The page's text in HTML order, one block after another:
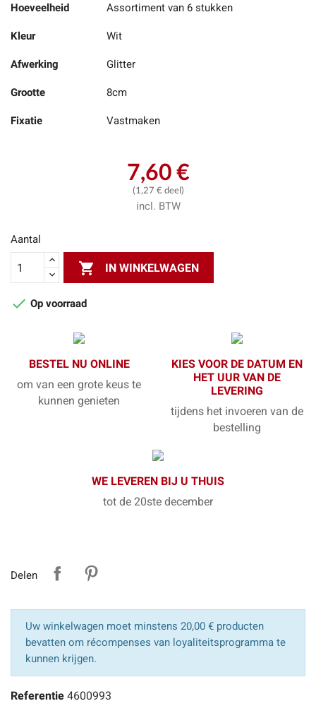
Hoeveelheid Assortiment van 6 stukken
Kleur Wit
Afwerking Glitter
Grootte 8cm
Fixatie Vastmaken
7,60 €
(1,27 € deel)
incl. BTW
Aantal
 IN WINKELWAGEN
 Op voorraad
BESTEL NU ONLINE
om van een grote keus te
kunnen genieten
KIES VOOR DE DATUM EN
HET UUR VAN DE
LEVERING
tijdens het invoeren van de
bestelling
WE LEVEREN BIJ U THUIS
tot de 20ste december
Delen
Uw winkelwagen moet minstens 20,00 € producten
bevatten om récompenses van loyaliteitsprogramma te
kunnen krijgen.
Referentie 4600993